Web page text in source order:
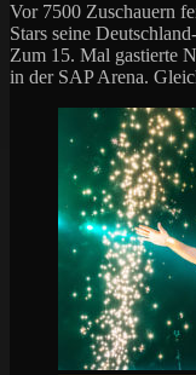
Vor 7500 Zuschauern
Stars seine
Zum 15. Mal gastierte
in der SAP Arena.